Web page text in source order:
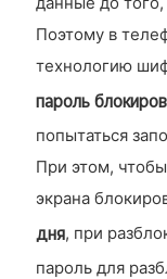
Поэтому в
технологию
пароль
попытаться
При этом,
экрана
дня, при
пароль для